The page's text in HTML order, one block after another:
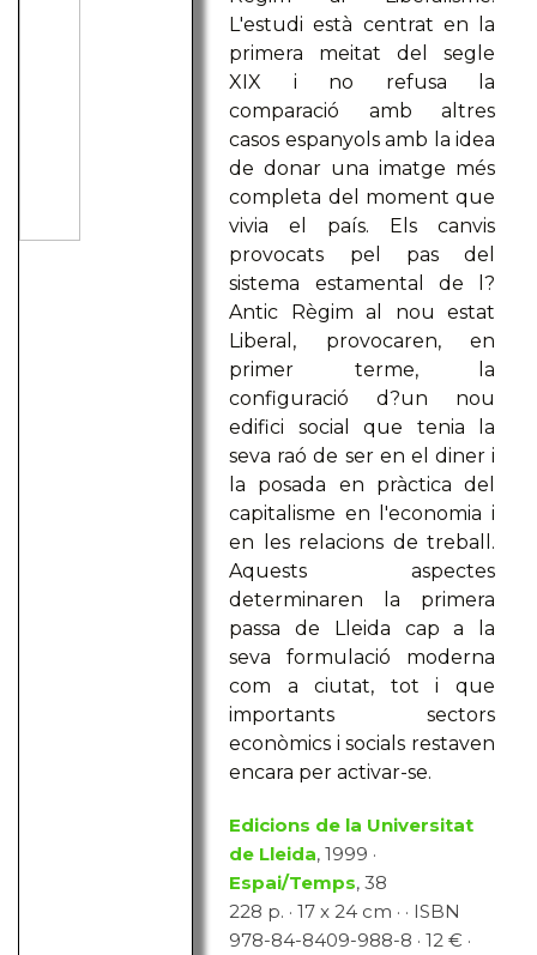
L'estudi està centrat en la
primera meitat del segle
XIX i no refusa la
comparació amb altres
casos espanyols amb la idea
de donar una imatge més
completa del moment que
vivia el país. Els canvis
provocats pel pas del
sistema estamental de l?
Antic Règim al nou estat
Liberal, provocaren, en
primer terme, la
configuració d?un nou
edifici social que tenia la
seva raó de ser en el diner i
la posada en pràctica del
capitalisme en l'economia i
en les relacions de treball.
Aquests aspectes
determinaren la primera
passa de Lleida cap a la
seva formulació moderna
com a ciutat, tot i que
importants sectors
econòmics i socials restaven
encara per activar-se.
Edicions de la Universitat
de Lleida, 1999 ·
Espai/Temps, 38
228 p. · 17 x 24 cm · · ISBN
978-84-8409-988-8 · 12 € ·